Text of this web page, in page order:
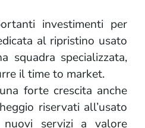
investimenti per
al ripristino usato
squadra specializzata,
il time to market.
forte crescita anche
riservati all’usato
nuovi servizi a valore